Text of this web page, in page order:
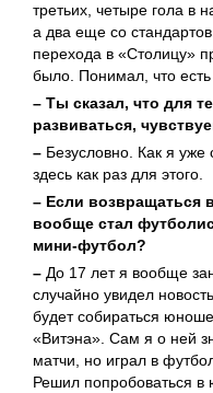
третьих, четыре гола в
а два еще со
перехода в «Столицу»
было. Понимал, что есть
– Ты сказал, что для
развиваться,
– Безусловно. Как я
здесь как раз для этого.
– Если возвращаться
вообще стал
мини-футбол?
– До 17 лет я вообще
случайно увидел
будет собираться
«Витэна». Сам я о ней
матчи, но играл в
Решил попробоваться в